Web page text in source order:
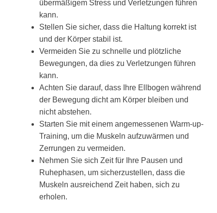
übermäßigem Stress und Verletzungen führen
kann.
Stellen Sie sicher, dass die Haltung korrekt ist
und der Körper stabil ist.
Vermeiden Sie zu schnelle und plötzliche
Bewegungen, da dies zu Verletzungen führen
kann.
Achten Sie darauf, dass Ihre Ellbogen während
der Bewegung dicht am Körper bleiben und
nicht abstehen.
Starten Sie mit einem angemessenen Warm-up-
Training, um die Muskeln aufzuwärmen und
Zerrungen zu vermeiden.
Nehmen Sie sich Zeit für Ihre Pausen und
Ruhephasen, um sicherzustellen, dass die
Muskeln ausreichend Zeit haben, sich zu
erholen.